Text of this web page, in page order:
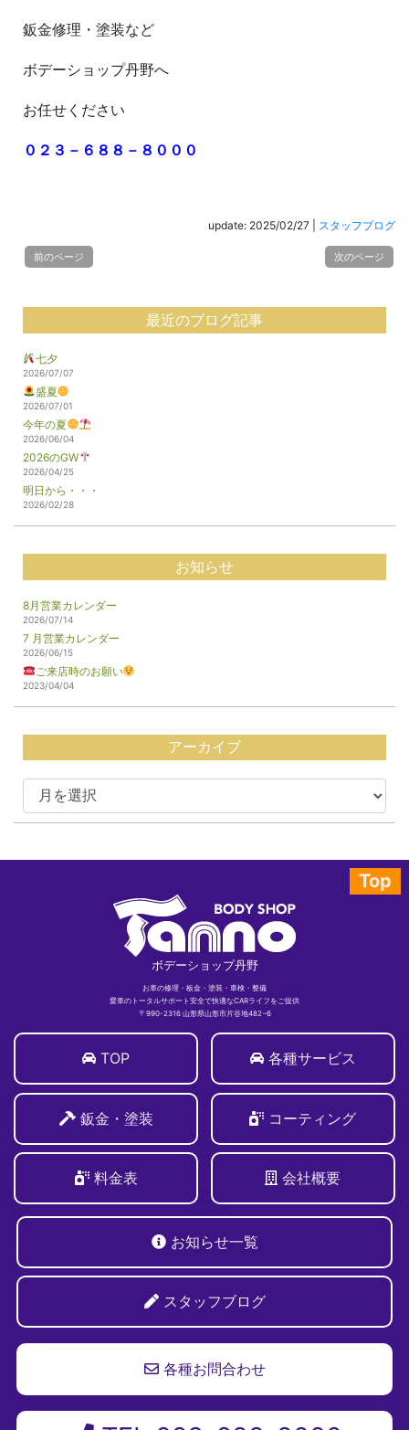
鈑金修理・塗装など
ボデーショップ丹野へ
お任せください
０２３－６８８－８０００
update: 2025/02/27 スタッフブログ
前のページ 次のページ
最近のブログ記事
七夕
2026/07/07
盛夏
2026/07/01
今年の夏
2026/06/04
2026のGW
2026/04/25
明日から・・・
2026/02/28
お知らせ
8月営業カレンダー
2026/07/14
7 月営業カレンダー
2026/06/15
ご来店時のお願い
2023/04/04
アーカイブ
Top
ボデーショップ丹野
お車の修理・板金・塗装・車検・整備
愛車のトータルサポート安全で快適なCARライフをご提供
〒990-2316 山形県山形市片谷地482−6
TOP 各種サービス
鈑金・塗装 コーティング
料金表 会社概要
お知らせ一覧
スタッフブログ
各種お問合わせ